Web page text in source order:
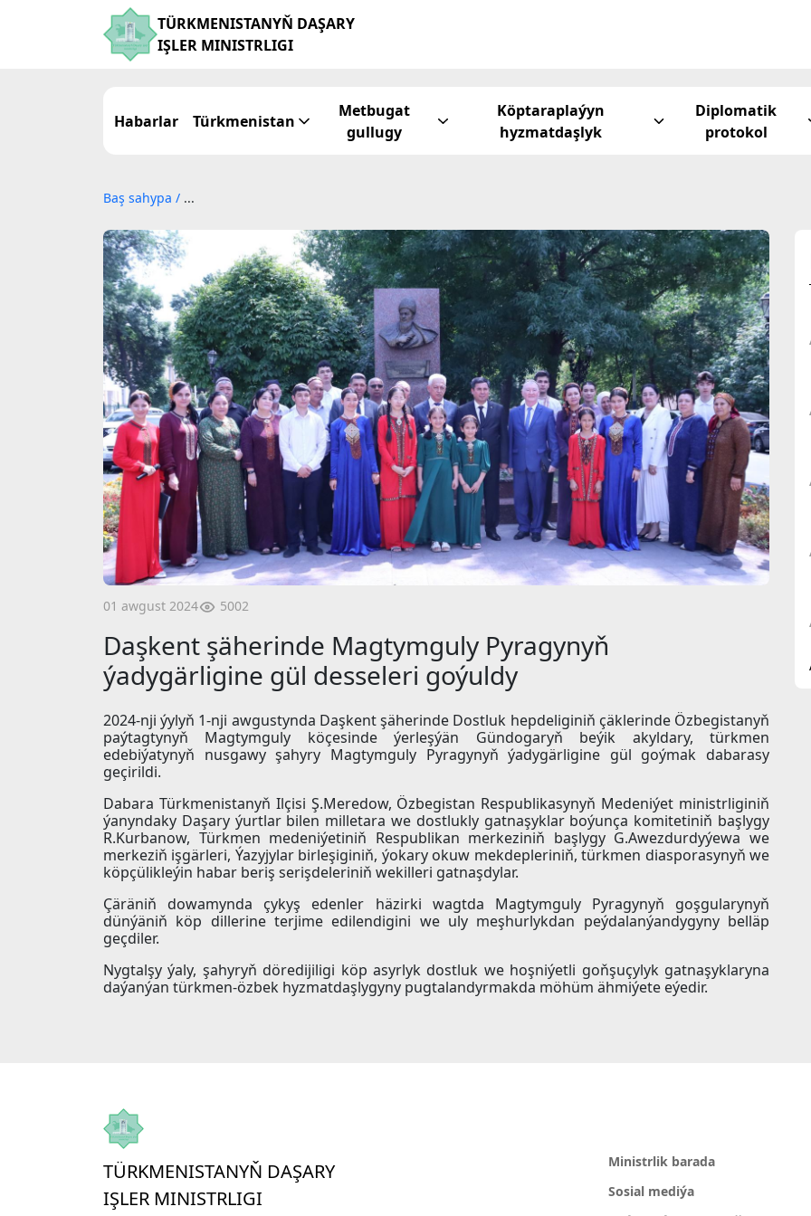
TÜRKMENISTANYŇ DAŞARY
IŞLER MINISTRLIGI
Habarlar Türkmenistan
Metbugat
gullugy
Köptaraplaýyn
hyzmatdaşlyk
Diplomatik
protokol
Baş sahypa / ...
01 awgust 2024 5002
Daşkent şäherinde Magtymguly Pyragynyň
ýadygärligine gül desseleri goýuldy
2024-nji ýylyň 1-nji awgustynda Daşkent şäherinde Dostluk hepdeliginiň çäklerinde Özbegistanyň
paýtagtynyň Magtymguly köçesinde ýerleşýän Gündogaryň beýik akyldary, türkmen
edebiýatynyň nusgawy şahyry Magtymguly Pyragynyň ýadygärligine gül goýmak dabarasy
geçirildi.
Dabara Türkmenistanyň Ilçisi Ş.Meredow, Özbegistan Respublikasynyň Medeniýet ministrliginiň
ýanyndaky Daşary ýurtlar bilen milletara we dostlukly gatnaşyklar boýunça komitetiniň başlygy
R.Kurbanow, Türkmen medeniýetiniň Respublikan merkeziniň başlygy G.Awezdurdyýewa we
merkeziň işgärleri, Ýazyjylar birleşiginiň, ýokary okuw mekdepleriniň, türkmen diasporasynyň we
köpçülikleýin habar beriş serişdeleriniň wekilleri gatnaşdylar.
Çäräniň dowamynda çykyş edenler häzirki wagtda Magtymguly Pyragynyň goşgularynyň
dünýäniň köp dillerine terjime edilendigini we uly meşhurlykdan peýdalanýandygyny belläp
geçdiler.
Nygtalşy ýaly, şahyryň döredijiligi köp asyrlyk dostluk we hoşniýetli goňşuçylyk gatnaşyklaryna
daýanýan türkmen-özbek hyzmatdaşlygyny pugtalandyrmakda möhüm ähmiýete eýedir.
TÜRKMENISTANYŇ DAŞARY
IŞLER MINISTRLIGI
Ministrlik barada
Sosial mediýa